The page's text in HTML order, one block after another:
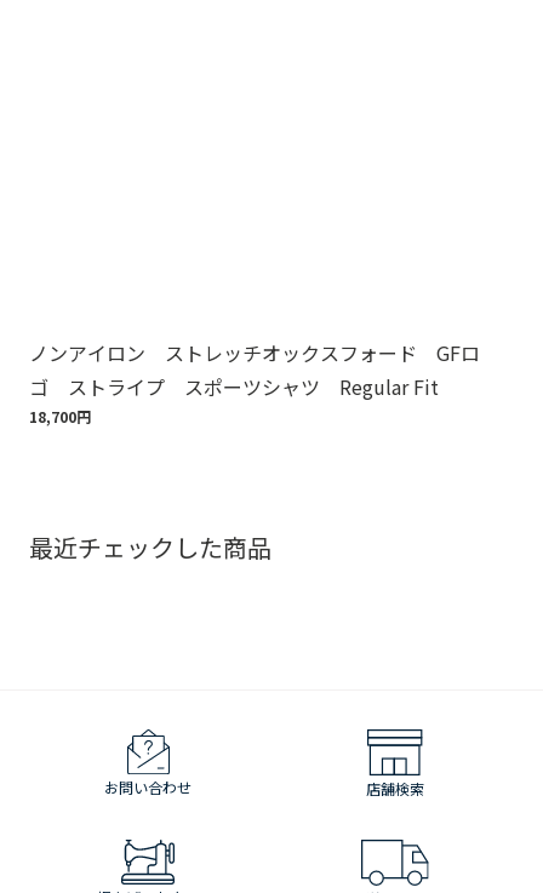
ノンアイロン ストレッチオックスフォード GFロ
ゴ ストライプ スポーツシャツ Regular Fit
18,700円
最近チェックした商品
お問い合わせ 店舗検索